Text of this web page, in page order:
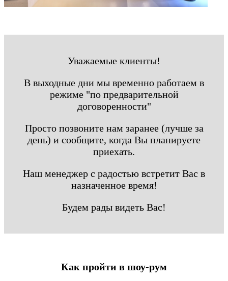
Уважаемые клиенты!
В выходные дни мы временно работаем в
режиме "по предварительной
договоренности"
Просто позвоните нам заранее (лучше за
день) и сообщите, когда Вы планируете
приехать.
Наш менеджер с радостью встретит Вас в
назначенное время!
Будем рады видеть Вас!
Как пройти в шоу-рум